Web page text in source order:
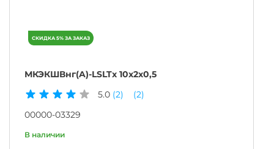
МКЭКШВнг(A)-LSLTx 10х2х0,5
5.0 (2)
(2)
00000-03329